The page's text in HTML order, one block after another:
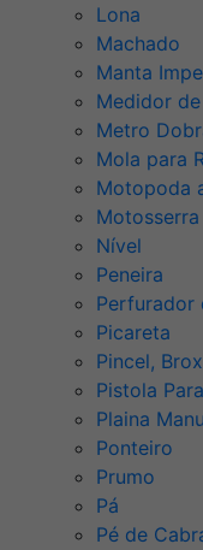
Lona
Machado
Manta
Medidor
Metro
Mola para
Motopoda
Motosserra
Nível
Peneira
Perfurador
Picareta
Pincel,
Pistola
Plaina
Ponteiro
Prumo
Pá
Pé de